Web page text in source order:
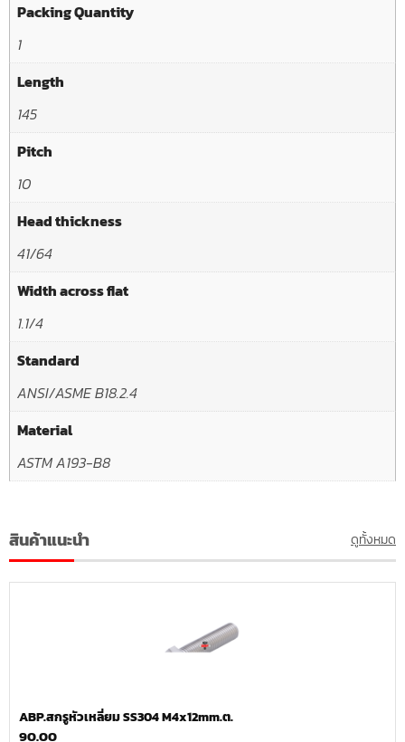
Packing Quantity
1
Length
145
Pitch
10
Head thickness
41/64
Width across flat
1.1/4
Standard
ANSI/ASME B18.2.4
Material
ASTM A193-B8
สินค้าแนะนำ ดูทั้งหมด
ABP.สกรูหัวเหลี่ยม SS304 M4x12mm.ต.
90.00